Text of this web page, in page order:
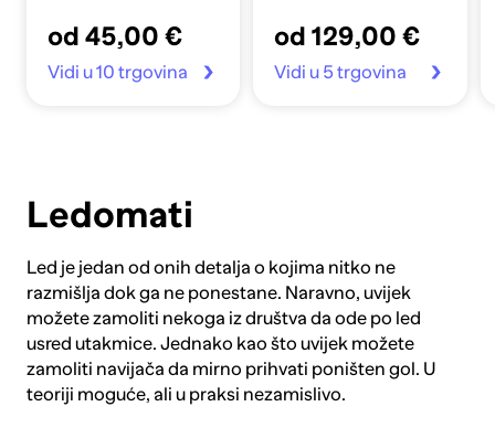
od 45,00 €
Vidi u 10 trgovina
od 129,00 €
Vidi u 5 trgovina
Ledomati
Led je jedan od onih detalja o kojima nitko ne
razmišlja dok ga ne ponestane. Naravno, uvijek
možete zamoliti nekoga iz društva da ode po led
usred utakmice. Jednako kao što uvijek možete
zamoliti navijača da mirno prihvati poništen gol. U
teoriji moguće, ali u praksi nezamislivo.